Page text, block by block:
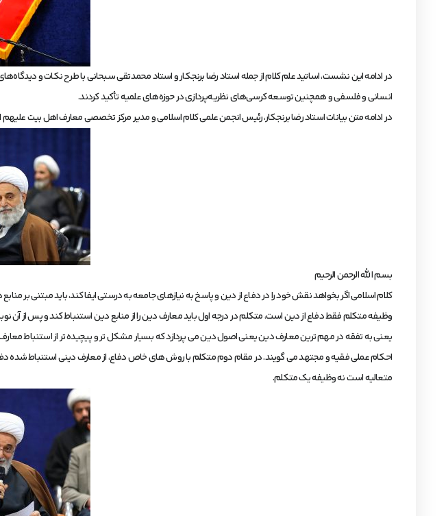
در ادامه این نشست، اساتید علم کلام از جمله استاد رضا برنجکار و استاد محمدتقی سبحانی با طرح نکات و
انسانی و فلسفی و همچنین توسعه کرسی‌های نظریه‌پردازی در حوزه‌های علمیه تأکید کردند.
در ادامه متن بیانات استاد رضا برنجکار، رئیس انجمن علمی کلام اسلامی و مدیر مرکز تخصصی معارف اهل بیت
بسم الله الرحمن الرحیم
کلام اسلامی اگر بخواهد نقش خود را در دفاع از دین و پاسخ به نیازهای جامعه به درستی ایفا کند، باید مبتنی بر
وظیفه متکلم فقط دفاع از دین است، متکلم در درجه اول باید معارف دین را از منابع دین استنباط کند و پس از آن
یعنی به تفقه در مهم ترین معارف دین یعنی اصول دین می پردازد که بسیار مشکل تر و پیچیده تر از استنباط
احکام عملی فقیه و مجتهد می گویند. در مقام دوم متکلم با روش های خاص دفاع، از معارف دینی استنباط شده
متعالیه است نه وظیفه یک متکلم.